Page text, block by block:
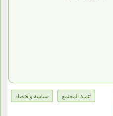
تنمية المجتمع سياسة واقتصاد